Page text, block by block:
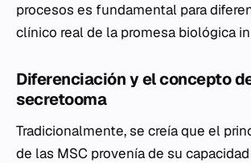
procesos es fundamental para
clínico real de la promesa biológica
Diferenciación y el concepto
secretooma
Tradicionalmente, se creía que el
de las MSC provenía de su